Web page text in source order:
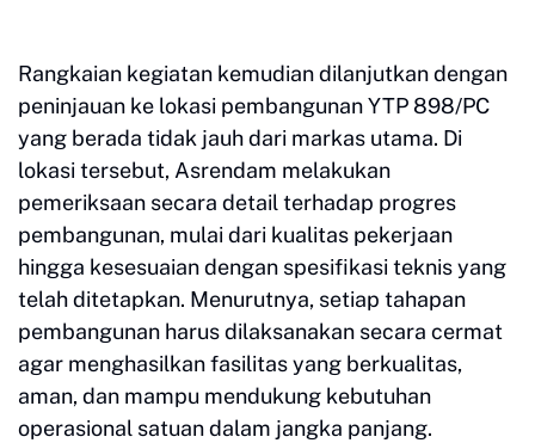
Rangkaian kegiatan kemudian dilanjutkan dengan
peninjauan ke lokasi pembangunan YTP 898/PC
yang berada tidak jauh dari markas utama. Di
lokasi tersebut, Asrendam melakukan
pemeriksaan secara detail terhadap progres
pembangunan, mulai dari kualitas pekerjaan
hingga kesesuaian dengan spesifikasi teknis yang
telah ditetapkan. Menurutnya, setiap tahapan
pembangunan harus dilaksanakan secara cermat
agar menghasilkan fasilitas yang berkualitas,
aman, dan mampu mendukung kebutuhan
operasional satuan dalam jangka panjang.